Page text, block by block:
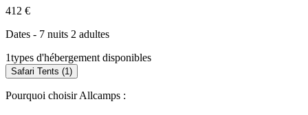
412 €
Dates - 7 nuits 2 adultes
1types d'hébergement disponibles
Safari Tents (1)
Pourquoi choisir Allcamps :